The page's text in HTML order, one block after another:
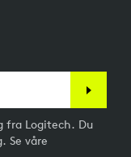
fra Logitech. Du
Se våre